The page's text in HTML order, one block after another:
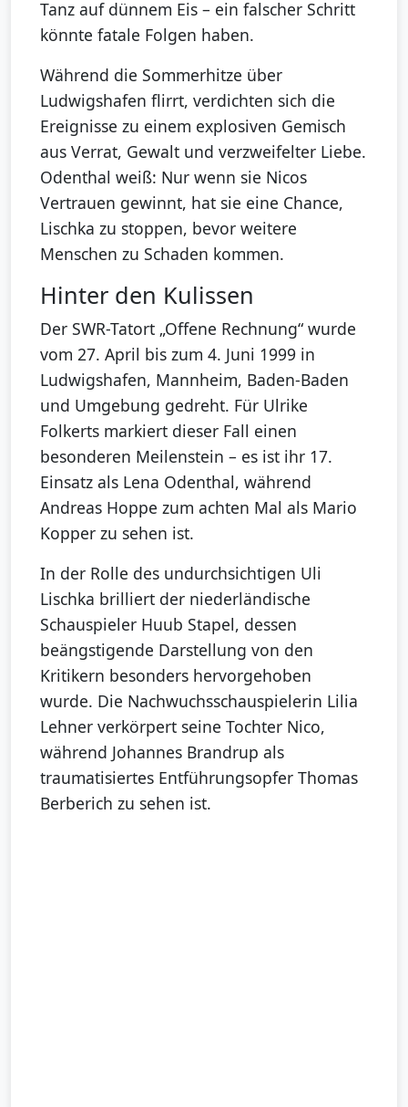
Tanz auf dünnem Eis – ein falscher Schritt
könnte fatale Folgen haben.
Während die Sommerhitze über
Ludwigshafen flirrt, verdichten sich die
Ereignisse zu einem explosiven Gemisch
aus Verrat, Gewalt und verzweifelter Liebe.
Odenthal weiß: Nur wenn sie Nicos
Vertrauen gewinnt, hat sie eine Chance,
Lischka zu stoppen, bevor weitere
Menschen zu Schaden kommen.
Hinter den Kulissen
Der SWR-Tatort „Offene Rechnung“ wurde
vom 27. April bis zum 4. Juni 1999 in
Ludwigshafen, Mannheim, Baden-Baden
und Umgebung gedreht. Für Ulrike
Folkerts markiert dieser Fall einen
besonderen Meilenstein – es ist ihr 17.
Einsatz als Lena Odenthal, während
Andreas Hoppe zum achten Mal als Mario
Kopper zu sehen ist.
In der Rolle des undurchsichtigen Uli
Lischka brilliert der niederländische
Schauspieler Huub Stapel, dessen
beängstigende Darstellung von den
Kritikern besonders hervorgehoben
wurde. Die Nachwuchsschauspielerin Lilia
Lehner verkörpert seine Tochter Nico,
während Johannes Brandrup als
traumatisiertes Entführungsopfer Thomas
Berberich zu sehen ist.